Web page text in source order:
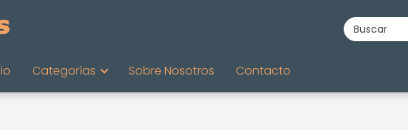
Categorías Sobre Nosotros Contacto